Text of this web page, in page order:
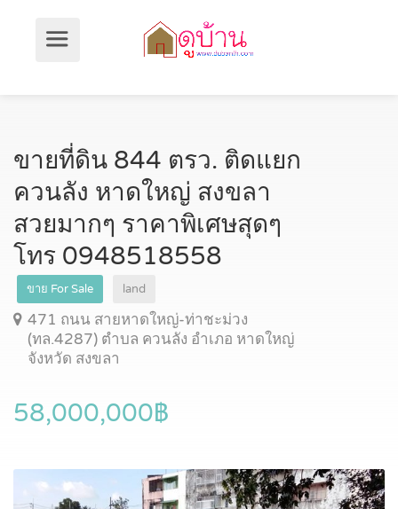
ขายที่ดิน 844 ตรว. ติดแยก
ควนลัง หาดใหญ่ สงขลา
สวยมากๆ ราคาพิเศษสุดๆ
โทร 0948518558
ขาย For Sale land
471 ถนน สายหาดใหญ่-ท่าชะม่วง
(ทล.4287) ตำบล ควนลัง อำเภอ หาดใหญ่
จังหวัด สงขลา
58,000,000฿